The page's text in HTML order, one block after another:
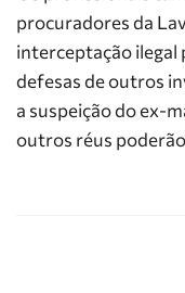
procuradores da
interceptação ilegal
defesas de outros
a suspeição do ex-
outros réus